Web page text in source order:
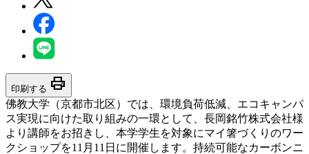
印刷する print
佛教大学（京都市北区）では、環境負荷低減、エコキャンパ
ス実現に向けた取り組みの一環として、長岡銘竹株式会社様
より講師をお招きし、本学学生を対象にマイ箸づくりのワー
クショップを11月11日に開催します。持続可能なカーボンニ